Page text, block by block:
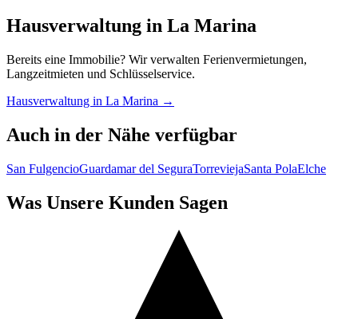
Hausverwaltung in La Marina
Bereits eine Immobilie? Wir verwalten Ferienvermietungen,
Langzeitmieten und Schlüsselservice.
Hausverwaltung in La Marina →
Auch in der Nähe verfügbar
San FulgencioGuardamar del SeguraTorreviejaSanta PolaElche
Was Unsere Kunden Sagen